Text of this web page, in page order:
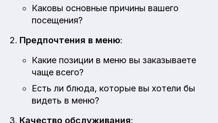
Каковы основные причины вашего
посещения?
Предпочтения в меню:
Какие позиции в меню вы заказываете
чаще всего?
Есть ли блюда, которые вы хотели бы
видеть в меню?
Качество обслуживания: